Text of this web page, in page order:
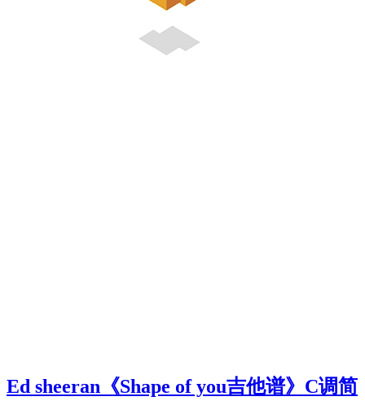
Ed sheeran《Shape of you吉他谱》C调简